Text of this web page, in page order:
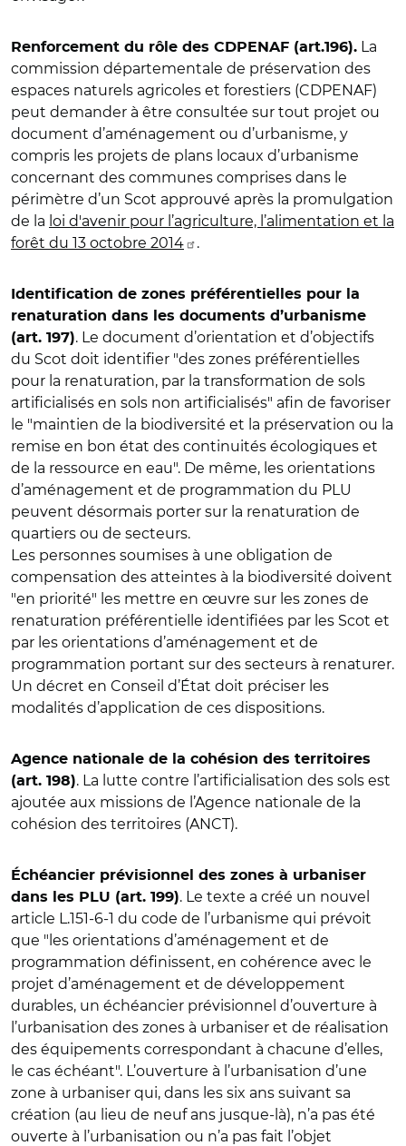
Renforcement du rôle des CDPENAF (art.196). La
commission départementale de préservation des
espaces naturels agricoles et forestiers (CDPENAF)
peut demander à être consultée sur tout projet ou
document d’aménagement ou d’urbanisme, y
compris les projets de plans locaux d’urbanisme
concernant des communes comprises dans le
périmètre d’un Scot approuvé après la promulgation
de la loi d'avenir pour l’agriculture, l’alimentation et la
forêt du 13 octobre 2014
.
Identification de zones préférentielles pour la
renaturation dans les documents d’urbanisme
(art. 197). Le document d’orientation et d’objectifs
du Scot doit identifier "des zones préférentielles
pour la renaturation, par la transformation de sols
artificialisés en sols non artificialisés" afin de favoriser
le "maintien de la biodiversité et la préservation ou la
remise en bon état des continuités écologiques et
de la ressource en eau". De même, les orientations
d’aménagement et de programmation du PLU
peuvent désormais porter sur la renaturation de
quartiers ou de secteurs.
Les personnes soumises à une obligation de
compensation des atteintes à la biodiversité doivent
"en priorité" les mettre en œuvre sur les zones de
renaturation préférentielle identifiées par les Scot et
par les orientations d’aménagement et de
programmation portant sur des secteurs à renaturer.
Un décret en Conseil d’État doit préciser les
modalités d’application de ces dispositions.
Agence nationale de la cohésion des territoires
(art. 198). La lutte contre l’artificialisation des sols est
ajoutée aux missions de l’Agence nationale de la
cohésion des territoires (ANCT).
Échéancier prévisionnel des zones à urbaniser
dans les PLU (art. 199). Le texte a créé un nouvel
article L.151-6-1 du code de l’urbanisme qui prévoit
que "les orientations d’aménagement et de
programmation définissent, en cohérence avec le
projet d’aménagement et de développement
durables, un échéancier prévisionnel d’ouverture à
l’urbanisation des zones à urbaniser et de réalisation
des équipements correspondant à chacune d’elles,
le cas échéant". L’ouverture à l’urbanisation d’une
zone à urbaniser qui, dans les six ans suivant sa
création (au lieu de neuf ans jusque-là), n’a pas été
ouverte à l’urbanisation ou n’a pas fait l’objet